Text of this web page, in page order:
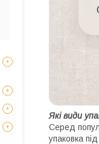
Які види
Серед
упаковка